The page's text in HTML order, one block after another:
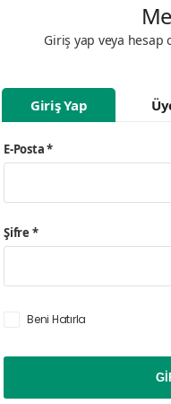
Giriş yap veya hesap
Giriş Yap
E-Posta*
Şifre *
Beni Hatırla